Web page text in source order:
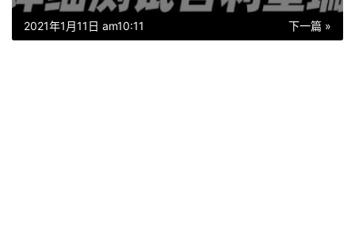
下一篇 »
2021年1月11日 am10:11